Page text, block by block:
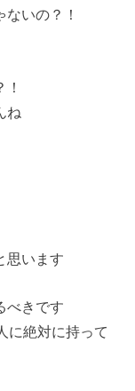
いの？！
ね
思います
べきです
に絶対に持って